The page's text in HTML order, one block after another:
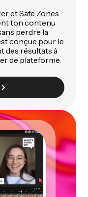
etSafe Zones
ton contenu
perdre la
conçue pour le
des résultats à
de plateforme.